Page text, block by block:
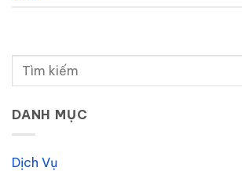
DANH MỤC
Dịch Vụ